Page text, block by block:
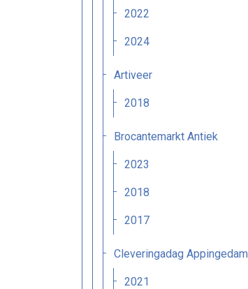
2022
2024
Artiveer
2018
Brocantemarkt Antiek
2023
2018
2017
Cleveringadag Appingedam
2021